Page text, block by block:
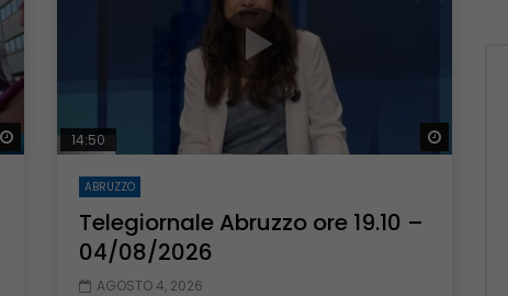
Guarda Dopo
14:50
ABRUZZO
Telegiornale Abruzzo ore 19.10 –
04/08/2026
AGOSTO 4, 2026